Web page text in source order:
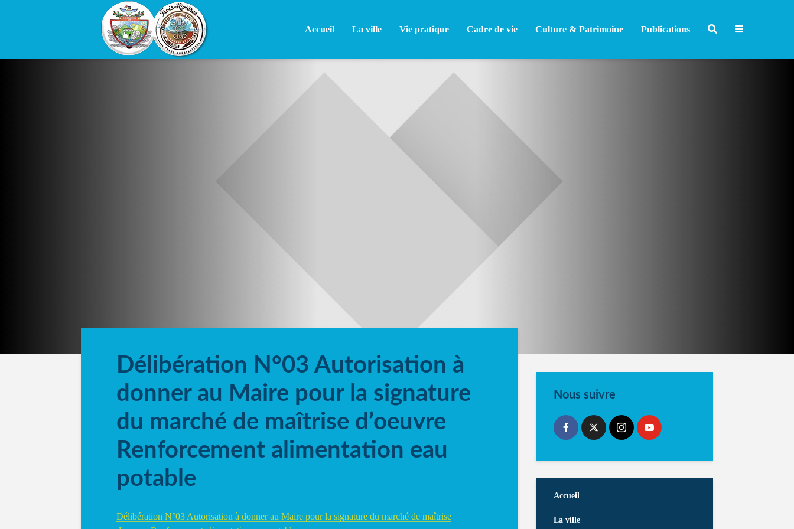
Accueil La ville Vie pratique Cadre de vie Culture & Patrimoine Publications
Délibération N°03 Autorisation à
donner au Maire pour la signature
du marché de maîtrise d’oeuvre
Renforcement alimentation eau
potable
Délibération N°03 Autorisation à donner au Maire pour la signature du marché de maîtrise
Nous suivre
Accueil
La ville